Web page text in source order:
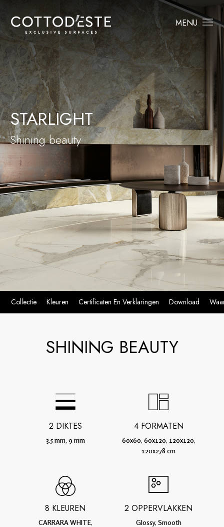
MENU
STARLIGHT
Shining beauty
Collectie Kleuren Certificaten En Verklaringen Download
SHINING BEAUTY
2 DIKTES
3.5 mm, 9 mm
4 FORMATEN
60x60, 60x120, 120x120,
120x278 cm
8 KLEUREN
CARRARA WHITE,
2 OPPERVLAKKEN
Glossy, Smooth